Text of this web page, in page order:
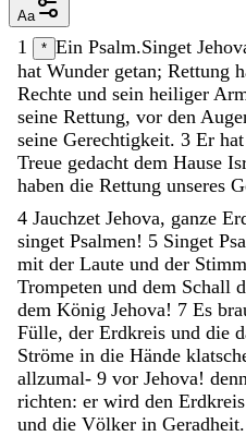
Aa
1 * Ein Psalm.Singet
hat Wunder getan; Rettung
Rechte und sein heiliger
seine Rettung, vor den
seine Gerechtigkeit. 3 Er hat
Treue gedacht dem Hause
haben die Rettung unseres
4 Jauchzet Jehova, ganze
singet Psalmen! 5 Singet
mit der Laute und der
Trompeten und dem Schall
dem König Jehova! 7 Es
Fülle, der Erdkreis und die
Ströme in die Hände
allzumal- 9 vor Jehova! denn
richten: er wird den Erdkreis
und die Völker in Geradheit.